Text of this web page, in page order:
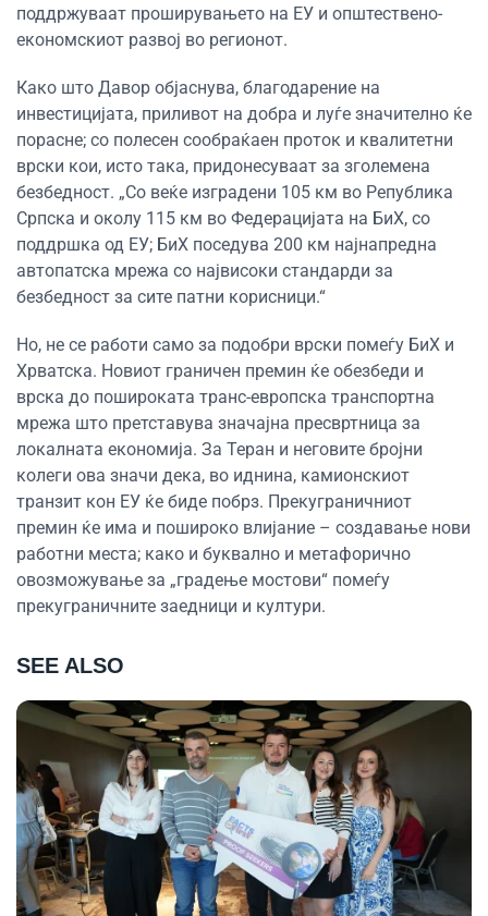
поддржуваат проширувањето на ЕУ и општествено-
економскиот развој во регионот.
Како што Давор објаснува, благодарение на
инвестицијата, приливот на добра и луѓе значително ќе
порасне; со полесен сообраќаен проток и квалитетни
врски кои, исто така, придонесуваат за зголемена
безбедност. „Со веќе изградени 105 км во Република
Српска и околу 115 км во Федерацијата на БиХ, со
поддршка од ЕУ; БиХ поседува 200 км најнапредна
автопатска мрежа со највисоки стандарди за
безбедност за сите патни корисници.“
Но, не се работи само за подобри врски помеѓу БиХ и
Хрватска. Новиот граничен премин ќе обезбеди и
врска до пошироката транс-европска транспортна
мрежа што претставува значајна пресвртница за
локалната економија. За Теран и неговите бројни
колеги ова значи дека, во иднина, камионскиот
транзит кон ЕУ ќе биде побрз. Прекуграничниот
премин ќе има и пошироко влијание – создавање нови
работни места; како и буквално и метафорично
овозможување за „градење мостови“ помеѓу
прекуграничните заедници и култури.
SEE ALSO